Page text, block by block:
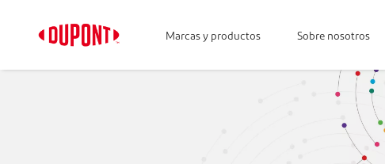
Marcas y productos Sobre nosotros